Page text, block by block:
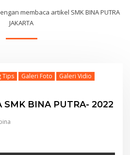
membaca artikel SMK BINA PUTRA
JAKARTA
Tips Galeri Foto
Galeri Vidio
SMK BINA PUTRA- 2022